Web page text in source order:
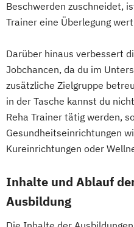
Heilpraktiker -
amtsärztliche
Krankheitsbilder im
Life Coach
Spiroergometrie im
Stress- und Burnout-
Wellness- und Spa-
Beschwerden zuschneidet,
Trainer eine Überlegung
Darüber hinaus verbessert
Jobchancen, da du im
zusätzliche Zielgruppe
in der Tasche kannst du
Reha Trainer tätig werden,
Gesundheitseinrichtungen
Kureinrichtungen oder
Inhalte und Ablauf
Ausbildung